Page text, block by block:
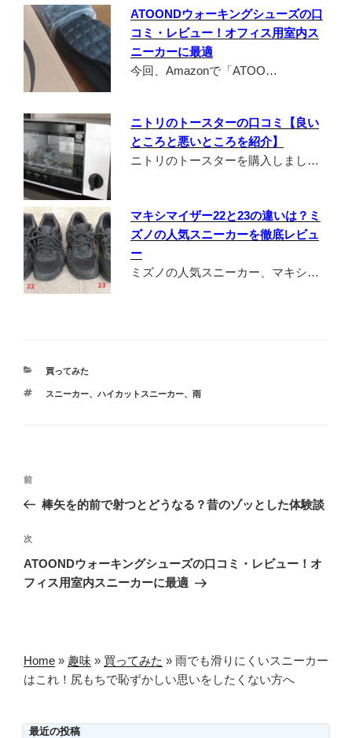
ATOONDウォーキングシューズの口
コミ・レビュー！オフィス用室内ス
ニーカーに最適
今回、Amazonで「ATOO…
ニトリのトースターの口コミ【良い
ところと悪いところを紹介】
ニトリのトースターを購入しまし…
マキシマイザー22と23の違いは？ミ
ズノの人気スニーカーを徹底レビュ
ー
ミズノの人気スニーカー、マキシ…
カ
ゴ
買ってみた
タ
スニーカー、 ハイカットスニーカー、 雨
投
ナ
ビ
ゲ
ー
前
の
稿
前
棒矢を的前で射つとどうなる？昔のゾッとした体験談
次
の
投
次
ATOONDウォーキングシューズの口コミ・レビュー！オ
フィス用室内スニーカーに最適
Home » 趣味 » 買ってみた » 雨でも滑りにくいスニーカー
はこれ！尻もちで恥ずかしい思いをしたくない方へ
最近の投稿